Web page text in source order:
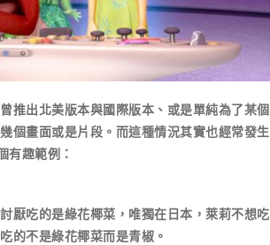
出北美版本與國際版本、或是單純為了某個
個畫面或是片段。而這種情況其實也經常發生
趣範例：
吃的是綠花椰菜，唯獨在日本，萊莉不想吃
的不是綠花椰菜而是青椒。